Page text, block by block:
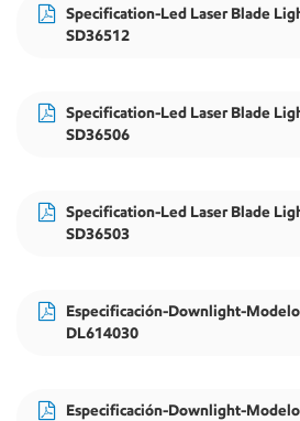
Specification-Led Laser Blade
SD36512
Specification-Led Laser Blade
SD36506
Specification-Led Laser Blade
SD36503
Especificación-Downlight-
DL614030
Especificación-Downlight-